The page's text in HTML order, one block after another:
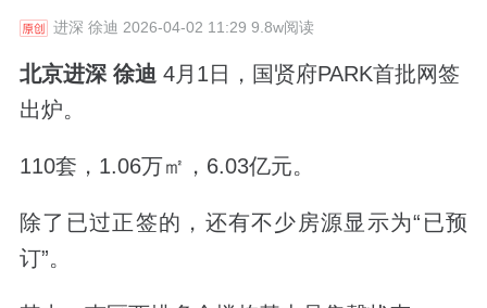
进深 徐迪 2026-04-02 11:29 9.8w阅读
北京进深 徐迪 4月1日， 国贤府PARK首批网签
出炉。
110套，1.06万㎡，6.03亿元。
除了已过正签的，还有不少房源显示为“已预
订”。